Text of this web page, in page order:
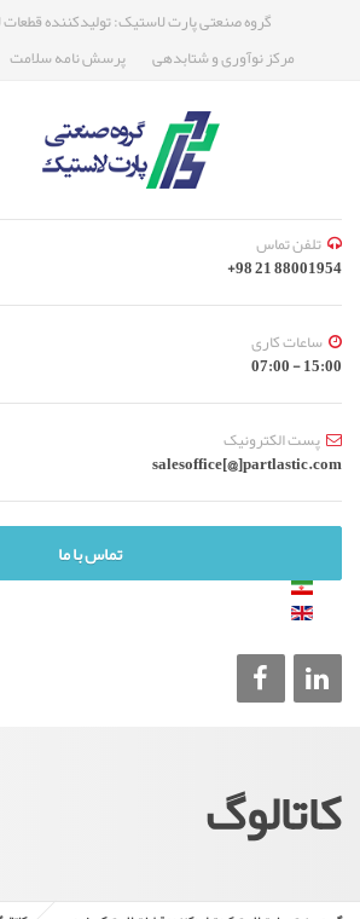
گروه صنعتی پارت لاستیک: تولیدکننده
مرکز نوآوری و شتابدهی
پرسش نامه سلامت
تلفن تماس
88001954 21 98+
ساعات کاری
15:00 - 07:00
پست الکترونیک
salesoffice[@]partlastic.com
تماس با ما
کاتالوگ